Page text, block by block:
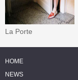
La Porte
HOME
NEWS